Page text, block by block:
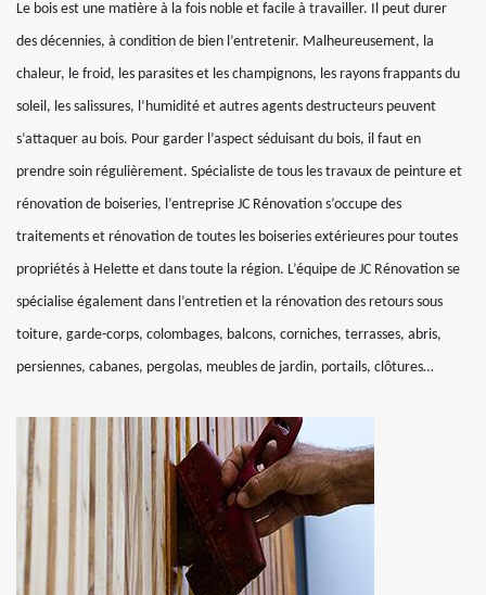
Le bois est une matière à la fois noble et facile à travailler. Il peut durer
des décennies, à condition de bien l’entretenir. Malheureusement, la
chaleur, le froid, les parasites et les champignons, les rayons frappants du
soleil, les salissures, l’humidité et autres agents destructeurs peuvent
s’attaquer au bois. Pour garder l’aspect séduisant du bois, il faut en
prendre soin régulièrement. Spécialiste de tous les travaux de peinture et
rénovation de boiseries, l’entreprise JC Rénovation s’occupe des
traitements et rénovation de toutes les boiseries extérieures pour toutes
propriétés à Helette et dans toute la région. L’équipe de JC Rénovation se
spécialise également dans l’entretien et la rénovation des retours sous
toiture, garde-corps, colombages, balcons, corniches, terrasses, abris,
persiennes, cabanes, pergolas, meubles de jardin, portails, clôtures…